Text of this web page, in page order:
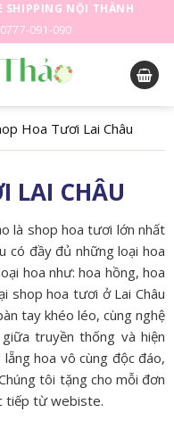
SHIPPING NỘI THÀNH
0777-091-090
Hoa Tươi Lai Châu
LAI CHÂU
là shop hoa tươi lớn nhất
có đầy đủ những loại hoa
hoa như: hoa hồng, hoa
shop hoa tươi ở Lai Châu
tay khéo léo, cùng nghệ
truyền thống và hiện
hoa vô cùng độc đáo,
tôi tặng cho mỗi đơn
tiếp từ webiste.